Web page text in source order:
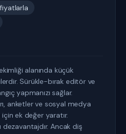
alanında küçük
Sürükle-bırak editör ve
yapmanızı sağlar.
anketler ve sosyal medya
ek değer yaratır.
Ancak diş